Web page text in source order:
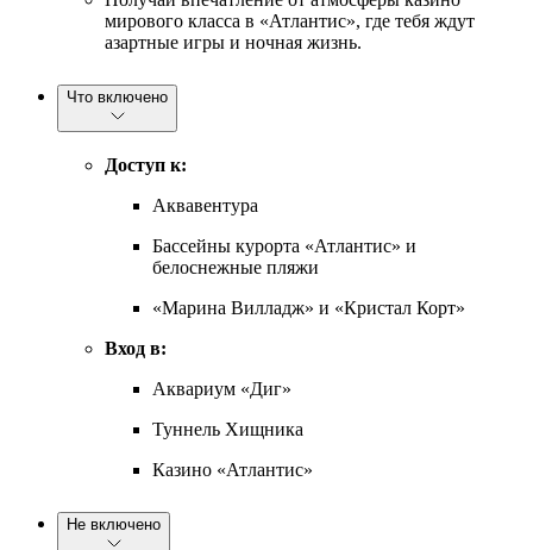
мирового класса в «Атлантис», где тебя ждут
азартные игры и ночная жизнь.
Что включено
Доступ к:
Аквавентура
Бассейны курорта «Атлантис» и
белоснежные пляжи
«Марина Вилладж» и «Кристал Корт»
Вход в:
Аквариум «Диг»
Туннель Хищника
Казино «Атлантис»
Не включено